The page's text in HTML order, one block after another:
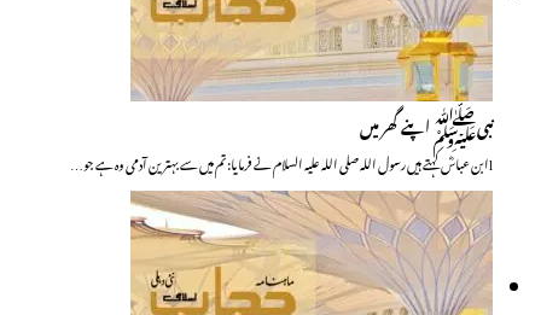
نبیﷺ اپنے گھر میں
lابن عباسؓ کہتے ہیں رسول اللہ صلی اللہ علیہ السلام نے فرمایا: تم میں سے بہترین آدمی وہ ہے جو…